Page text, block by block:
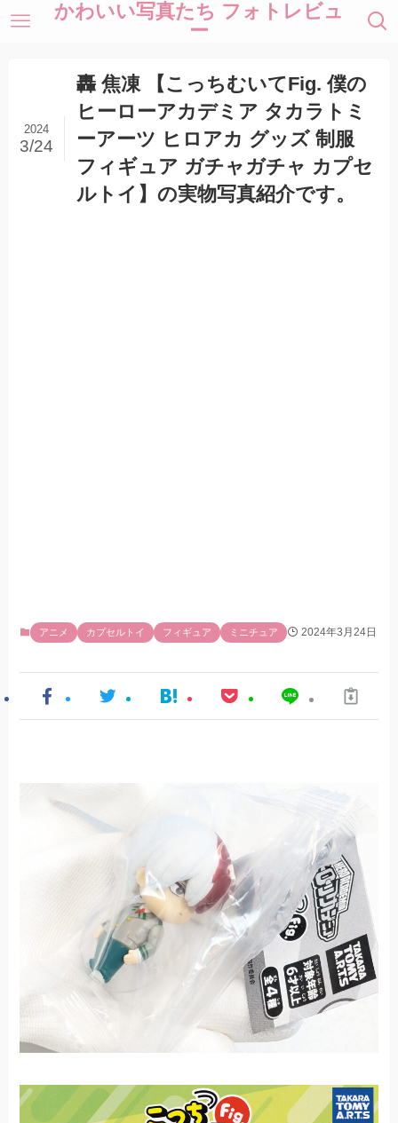
かわいい写真たち フォトレビュ
ー
轟 焦凍 【こっちむいてFig. 僕の
ヒーローアカデミア タカラトミ
ーアーツ ヒロアカ グッズ 制服
フィギュア ガチャガチャ カプセ
ルトイ】の実物写真紹介です。
2024
3/24
アニメ カプセルトイ フィギュア ミニチュア 2024年3月24日